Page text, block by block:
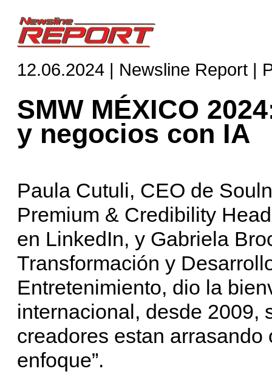
12.06.2024 | Newsline Report |
SMW MÉXICO
y negocios con IA
Paula Cutuli, CEO de
Premium & Credibility
en LinkedIn, y Gabriela
Transformación y
Entretenimiento, dio la
internacional, desde 2009,
creadores estan
enfoque”.